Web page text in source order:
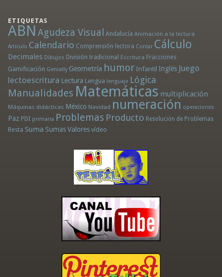
ETIQUETAS
ABN Agudeza Visual Andalucía Animación a la lectura
Artículo Calendario Comprensión lectora Contar Cálculo
Decimales Dibujos División tradicional Escritura Fracciones
Gamificación Genially Geometría humor Infantil Inglés Juego
lectoescritura Lectura Lengua lenguaje Lógica
Manualidades Matemáticas multiplicación
Máquinas didácticas México Navidad numeración operaciones
Paz PDI primaria Problemas Producto Resolución de Problemas
Resta Suma Sumas Valores vídeo